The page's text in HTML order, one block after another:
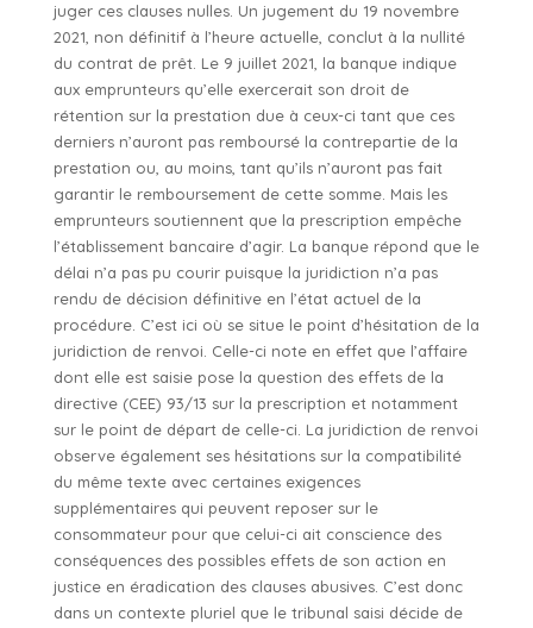
juger ces clauses nulles. Un jugement du 19 novembre
2021, non définitif à l’heure actuelle, conclut à la nullité
du contrat de prêt. Le 9 juillet 2021, la banque indique
aux emprunteurs qu’elle exercerait son droit de
rétention sur la prestation due à ceux-ci tant que ces
derniers n’auront pas remboursé la contrepartie de la
prestation ou, au moins, tant qu’ils n’auront pas fait
garantir le remboursement de cette somme. Mais les
emprunteurs soutiennent que la prescription empêche
l’établissement bancaire d’agir. La banque répond que le
délai n’a pas pu courir puisque la juridiction n’a pas
rendu de décision définitive en l’état actuel de la
procédure. C’est ici où se situe le point d’hésitation de la
juridiction de renvoi. Celle-ci note en effet que l’affaire
dont elle est saisie pose la question des effets de la
directive (CEE) 93/13 sur la prescription et notamment
sur le point de départ de celle-ci. La juridiction de renvoi
observe également ses hésitations sur la compatibilité
du même texte avec certaines exigences
supplémentaires qui peuvent reposer sur le
consommateur pour que celui-ci ait conscience des
conséquences des possibles effets de son action en
justice en éradication des clauses abusives. C’est donc
dans un contexte pluriel que le tribunal saisi décide de